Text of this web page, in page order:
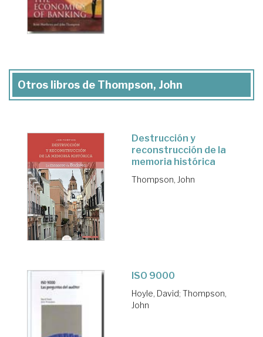
Otros libros de Thompson, John
Destrucción y
reconstrucción de la
memoria histórica
Thompson, John
ISO 9000
Hoyle, David; Thompson,
John